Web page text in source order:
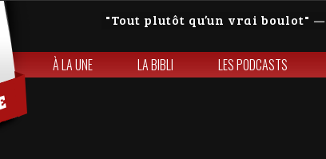
Tout plutôt qu’un vrai boulot —
À LA UNE LA BIBLI LES PODCASTS